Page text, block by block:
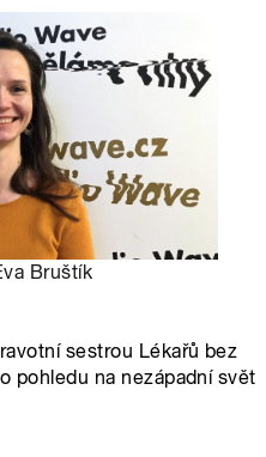
Bruštík
sestrou Lékařů bez
pohledu na nezápadní svět